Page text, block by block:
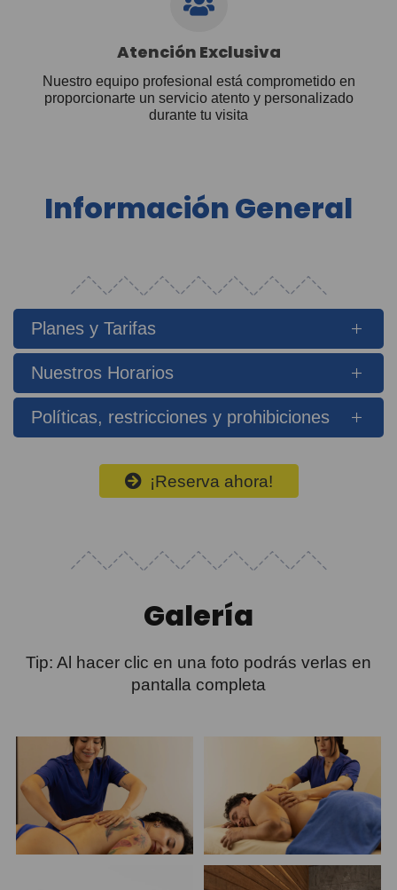
Atención Exclusiva
Nuestro equipo profesional está comprometido en
proporcionarte un servicio atento y personalizado
durante tu visita
Información General
Planes y Tarifas
Nuestros Horarios
Políticas, restricciones y prohibiciones
¡Reserva ahora!
Galería
Tip: Al hacer clic en una foto podrás verlas en
pantalla completa